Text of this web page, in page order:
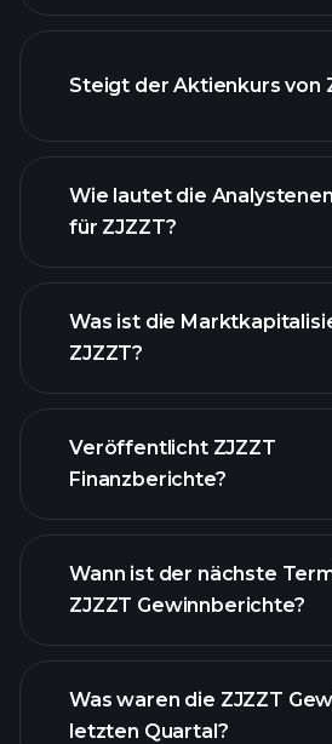
Steigt der Aktienkurs von
Diagramm
Wie lautet die
für ZJZZT?
Was ist die
ZJZZT?
unsere Liste der Aktien
Veröffentlicht ZJZZT
Finanzberichte?
ZJZZT
Wann ist der nächste
ZJZZT Gewinnberichte?
Was waren die ZJZZT
letzten Quartal?